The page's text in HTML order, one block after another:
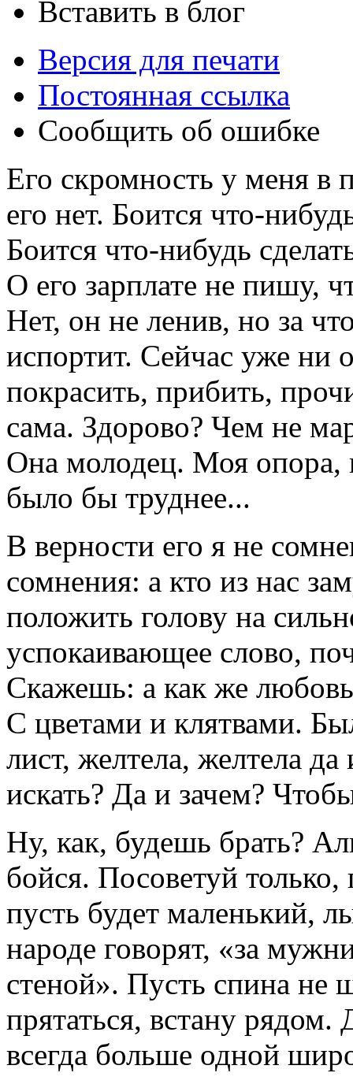
Вставить в блог
Версия для печати
Постоянная ссылка
Сообщить об ошибке
Его скромность у меня в
его нет. Боится что-
Боится что-нибудь
О его зарплате не пишу,
Нет, он не ленив, но за
испортит. Сейчас уже ни
покрасить, прибить,
сама. Здорово? Чем не
Она молодец. Моя опора,
было бы труднее...
В верности его я не
сомнения: а кто из нас
положить голову на
успокаивающее слово,
Скажешь: а как же
С цветами и клятвами.
лист, желтела, желтела да
искать? Да и зачем?
Ну, как, будешь брать?
бойся. Посоветуй только,
пусть будет маленький,
народе говорят, «за
стеной». Пусть спина не
прятаться, встану
всегда больше одной